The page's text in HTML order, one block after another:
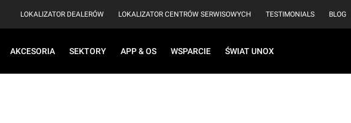
LOKALIZATOR DEALERÓW LOKALIZATOR CENTRÓW SERWISOWYCH TESTIMONIALS BLOG
AKCESORIA SEKTORY APP & OS WSPARCIE ŚWIAT UNOX